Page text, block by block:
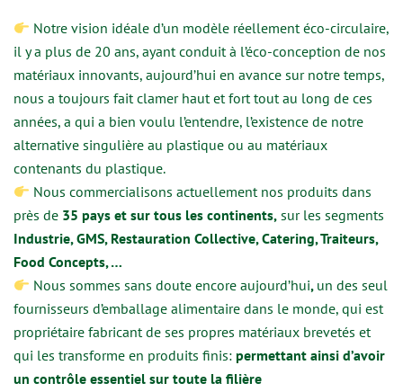
Notre vision idéale d’un modèle réellement éco-circulaire,
il y a plus de 20 ans, ayant conduit à l’éco-conception de nos
matériaux innovants, aujourd’hui en avance sur notre temps,
nous a toujours fait clamer haut et fort tout au long de ces
années, a qui a bien voulu l’entendre, l’existence de notre
alternative singulière au plastique ou au matériaux
contenants du plastique.
Nous commercialisons actuellement nos produits dans
près de 35 pays et sur tous les continents, sur les segments
Industrie, GMS, Restauration Collective, Catering, Traiteurs,
Food Concepts, …
Nous sommes sans doute encore aujourd’hui, un des seul
fournisseurs d’emballage alimentaire dans le monde, qui est
propriétaire fabricant de ses propres matériaux brevetés et
qui les transforme en produits finis: permettant ainsi d’avoir
un contrôle essentiel sur toute la filière